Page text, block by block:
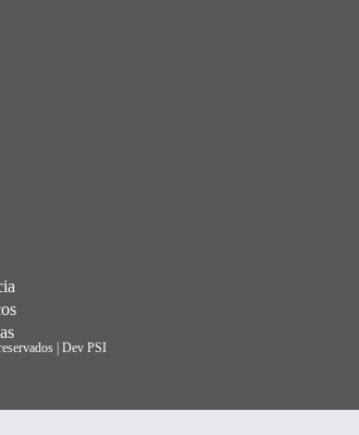
| Dev PSI